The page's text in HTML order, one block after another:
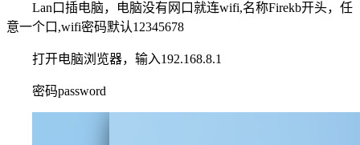
Lan口插电脑，电脑没有网口就连wifi,名称Firekb开头，任
意一个口,wifi密码默认12345678
打开电脑浏览器，输入192.168.8.1
密码password